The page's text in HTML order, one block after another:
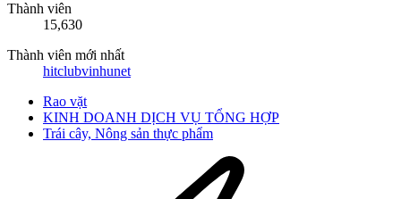
Thành viên
15,630
Thành viên mới nhất
hitclubvinhunet
Rao vặt
KINH DOANH DỊCH VỤ TỔNG HỢP
Trái cây, Nông sản thực phẩm